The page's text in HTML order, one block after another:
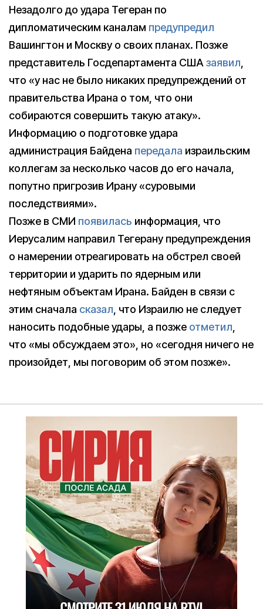
Незадолго до удара Тегеран по
дипломатическим каналам предупредил
Вашингтон и Москву о своих планах. Позже
представитель Госдепартамента СШАзаявил,
что «у нас не было никаких предупреждений от
правительства Ирана о том, что они
собираются совершить такую атаку».
Информацию о подготовке удара
администрация Байдена передала израильским
коллегам за несколько часов до его начала,
попутно пригрозив Ирану «суровыми
последствиями».
Позже в СМИ появилась информация, что
Иерусалим направил Тегерану предупреждения
о намерении отреагировать на обстрел своей
территории и ударить по ядерным или
нефтяным объектам Ирана. Байден в связи с
этим сначала сказал, что Израилю не следует
наносить подобные удары, а позже отметил,
что «мы обсуждаем это», но «сегодня ничего не
произойдет, мы поговорим об этом позже».